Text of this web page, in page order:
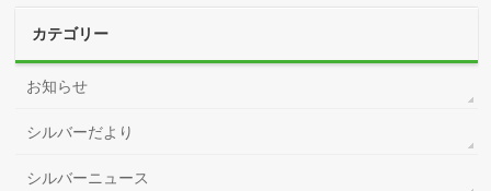
カテゴリー
お知らせ
シルバーだより
シルバーニュース